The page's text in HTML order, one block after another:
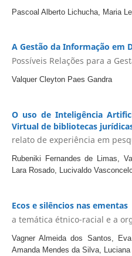
Pascoal Alberto Lichucha, Maria
A Gestão da Informação em
Possíveis Relações para a
Valquer Cleyton Paes Gandra
O uso de Inteligência
Virtual de bibliotecas
relato de experiência em
Rubeniki Fernandes de Limas,
Lara Rosado, Lucivaldo
Ecos e silêncios nas ementas
a temática étnico-racial e a
Vagner Almeida dos Santos,
Amanda Mendes da Silva,